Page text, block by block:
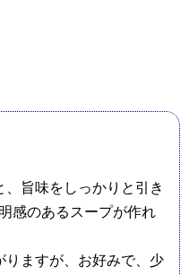
旨味をしっかりと引き
感のあるスープが作れ
りますが、お好みで、少